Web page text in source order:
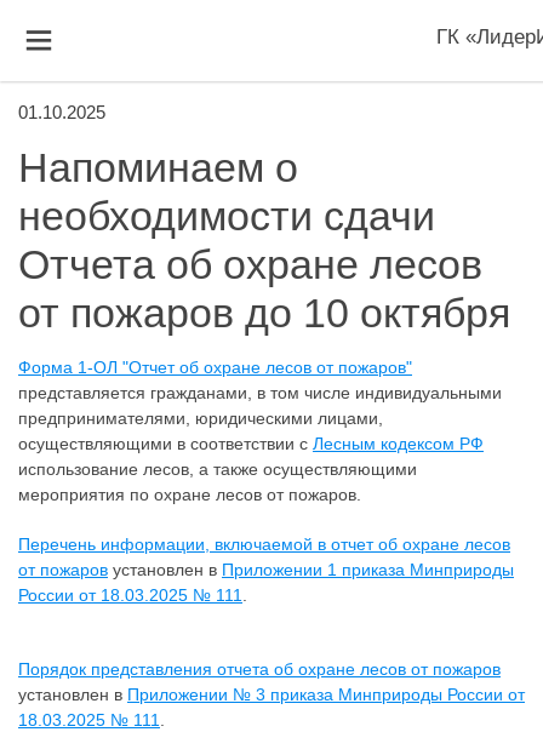
ГК
01.10.2025
Напоминаем о
необходимости сдачи
Отчета об охране лесов
от пожаров до 10 октября
Форма 1-ОЛ "Отчет об охране лесов от пожаров"
представляется гражданами, в том числе индивидуальными
предпринимателями, юридическими лицами,
осуществляющими в соответствии с Лесным кодексом РФ
использование лесов, а также осуществляющими
мероприятия по охране лесов от пожаров.
Перечень информации, включаемой в отчет об охране лесов
от пожаров установлен в Приложении 1 приказа Минприроды
России от 18.03.2025 № 111
Порядок представления отчета об охране лесов от пожаров
установлен в Приложении № 3 приказа Минприроды России от
18.03.2025 № 111